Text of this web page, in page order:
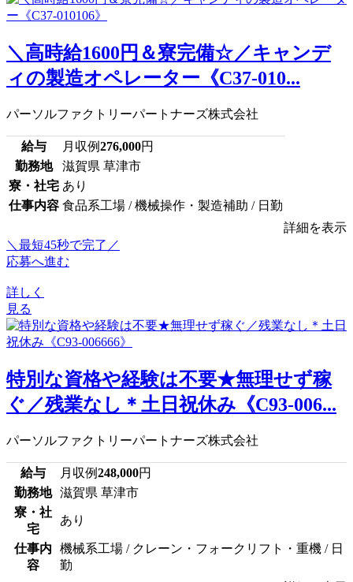
＼高時給1600円＆寮完備☆／キャンデ
ィの製造オペレーター《C37-010...
パーソルファクトリーパートナーズ株式会社
給与 月収例276,000円
勤務地
滋賀県 草津市
寮・社宅 あり
仕事内容 食品系工場 / 機械操作・製造補助 / 日勤
詳細を表示
＼最短45秒で完了／
応募へ進む
詳しく
見る
特別な資格や経験は不要★無理せず稼
ぐ／残業なし＊土日祝休み《C93-006...
パーソルファクトリーパートナーズ株式会社
給与 月収例248,000円
勤務地
滋賀県 草津市
寮・社
宅
あり
仕事内
容
機械系工場 / クレーン・フォークリフト・重機 / 日
勤